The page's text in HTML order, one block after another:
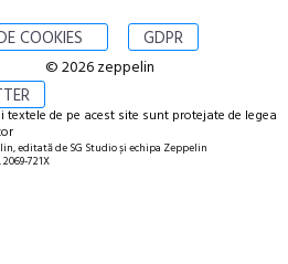
COOKIES GDPR
© 2026 zeppelin
de pe acest site sunt protejate de legea
editată de SG Studio și echipa Zeppelin
2069-721X